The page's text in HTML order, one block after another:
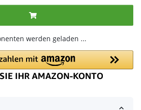
werden geladen ...